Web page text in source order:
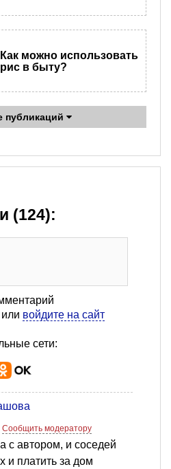
Как можно использовать
рис в быту?
публикаций
(124):
или войдите на сайт
сети:
Сообщить модератору
с автором, и соседей
и платить за дом